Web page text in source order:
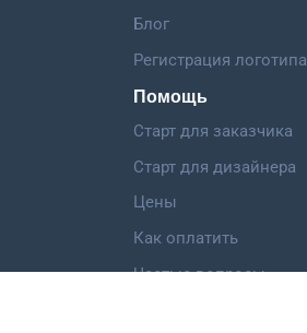
Блог
Регистрация логотипа
Помощь
Старт для заказчика
Старт для дизайнера
Цены
Как оплатить
Частые вопросы